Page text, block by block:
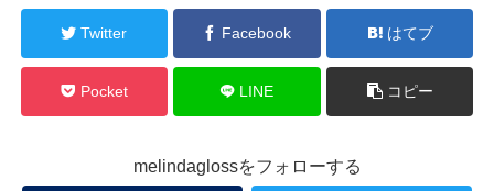
Twitter Facebook はてブ
Pocket LINE コピー
melindaglossをフォローする